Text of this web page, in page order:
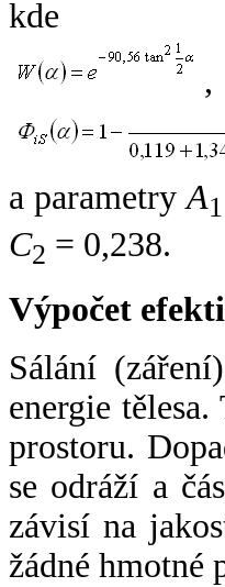
kde
,
a parametryA1
C2 = 0,238.
Výpočet
Sálání
energie
prostoru.
se odráží a
závisí na
žádné hmotné